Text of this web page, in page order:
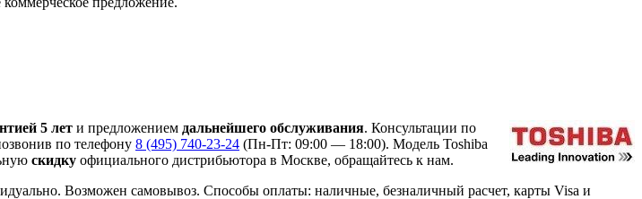
5 лет и предложением дальнейшего обслуживания. Консультации по
по телефону 8 (495) 740-23-24 (Пн-Пт: 09:00 — 18:00). Модель Toshiba
скидку официального дистрибьютора в Москве, обращайтесь к нам.
Возможен самовывоз. Способы оплаты: наличные, безналичный расчет, карты Visa и